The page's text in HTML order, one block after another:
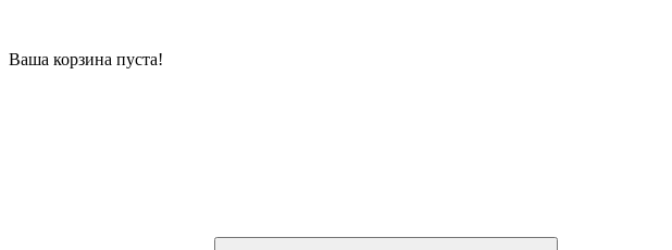
Ваша корзина пуста!